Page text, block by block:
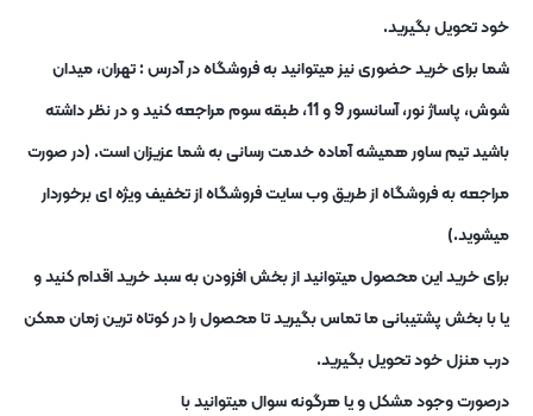
خود تحویل بگیرید.
شما برای خرید حضوری نیز میتوانید به فروشگاه در آدرس : تهران، میدان
شوش، پاساژ نور، آسانسور 9 و 11، طبقه سوم مراجعه کنید و در نظر داشته
باشید تیم ساور همیشه آماده خدمت رسانی به شما عزیزان است. (در صورت
مراجعه به فروشگاه از طریق وب سایت فروشگاه از تخفیف ویژه ای برخوردار
میشوید.)
برای خرید این محصول میتوانید از بخش افزودن به سبد خرید اقدام کنید و
یا با بخش پشتیبانی ما تماس بگیرید تا محصول را در کوتاه ترین زمان ممکن
درب منزل خود تحویل بگیرید.
درصورت وجود مشکل و یا هرگونه سوال میتوانید با